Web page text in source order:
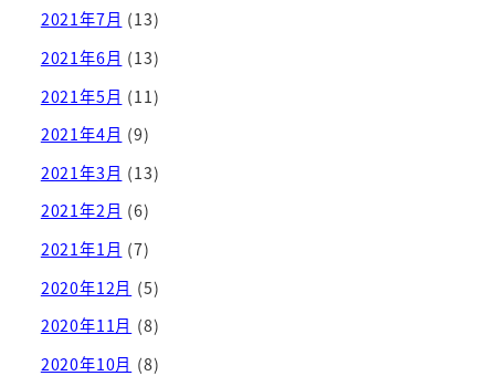
2021年7月 (13)
2021年6月 (13)
2021年5月 (11)
2021年4月 (9)
2021年3月 (13)
2021年2月 (6)
2021年1月 (7)
2020年12月 (5)
2020年11月 (8)
2020年10月 (8)